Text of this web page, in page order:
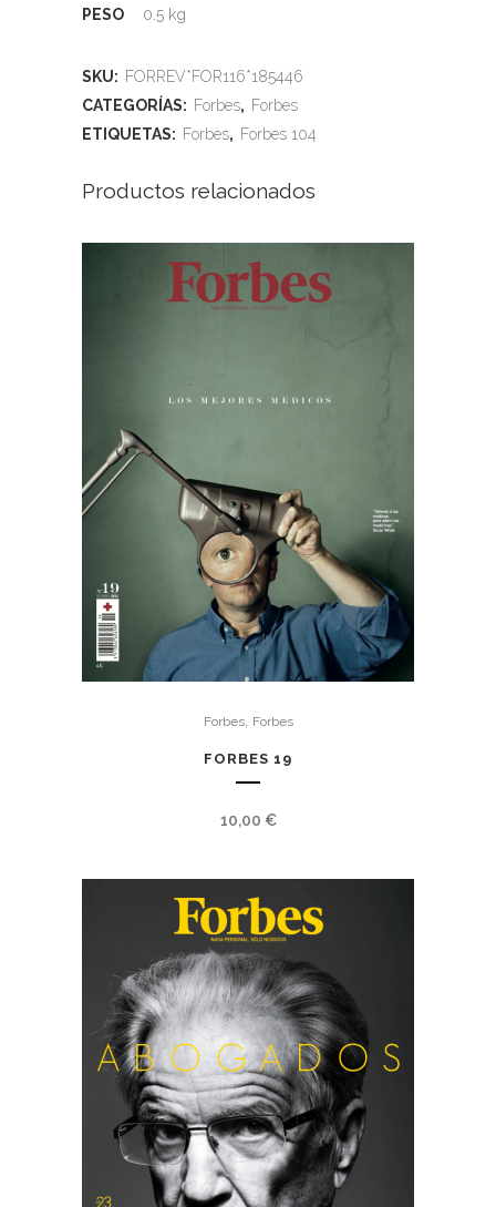
PESO 0.5 kg
SKU: FORREV*FOR116*185446
CATEGORÍAS: Forbes, Forbes
ETIQUETAS: Forbes, Forbes 104
Productos relacionados
Forbes, Forbes
FORBES 19
10,00 €